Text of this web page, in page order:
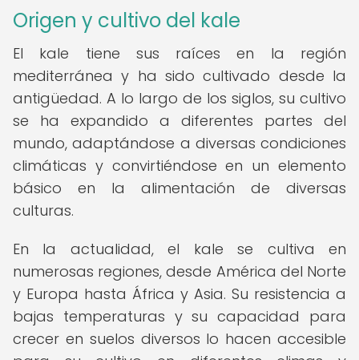
Origen y cultivo del kale
El kale tiene sus raíces en la región
mediterránea y ha sido cultivado desde la
antigüedad. A lo largo de los siglos, su cultivo
se ha expandido a diferentes partes del
mundo, adaptándose a diversas condiciones
climáticas y convirtiéndose en un elemento
básico en la alimentación de diversas
culturas.
En la actualidad, el kale se cultiva en
numerosas regiones, desde América del Norte
y Europa hasta África y Asia. Su resistencia a
bajas temperaturas y su capacidad para
crecer en suelos diversos lo hacen accesible